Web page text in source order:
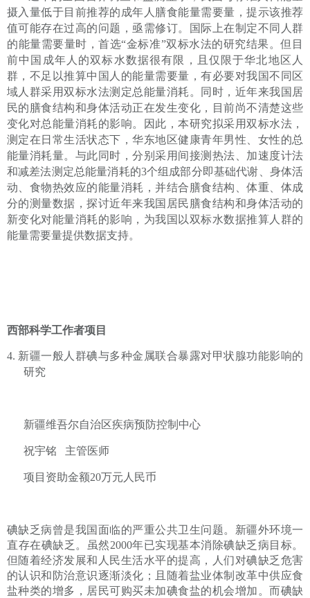
摄入 量低于目前推荐的 成年人膳食能量需要量 ，提示该推荐
值可能存在过高的问题，亟需修订。
国际上在制定不同人群
的能量需要量时，首选“金标准”双标水法的研究结果。但目
前中国成年人的双标水数据很有限，且仅限于华北地区人
群，不足以推算中国人的能量需要量，有必要对我国不同区
域人群采用双标水法测定总能量消耗。同时，近年来我国居
民的膳食结构和身体活动正在发生变化，目前尚不清楚这些
变化对总能量消耗的影响。因此，本研究拟采用双标水法，
测定在日常生活状态下，华东地区健康青年男性、女性的总
能量消耗量。与此同时，分别采用间接测热法、加速度计法
和减差法测定总能量消耗的3个组成部分即基础代谢、身体活
动、食物热效应的能量消耗，并结合膳食结构、体重、体成
分的测量数据，探讨近年来我国居民膳食结构和身体活动的
新变化对能量消耗的影响，为我国以双标水数据推算人群的
能量需要量提供数据支持。
西部科学工作者项目
4. 新疆一般人群碘与多种金属联合暴露对甲状腺功能影响的
研究
新疆维吾尔自治区疾病预防控制中心
祝宇铭 主管医师
项目资助金额20万元人民币
碘缺乏病曾是我国面临的严重公共卫生问题。新疆外环境一
直存在碘缺乏。虽然2000年已实现基本消除碘缺乏病目标。
但随着经济发展和人民生活水平的提高，
人们对碘缺乏危害
的认识和防治意识逐渐淡化；且随着盐业体制改革中供应食
盐种类的增多，居民可购买未加碘食盐的机会增加。而碘缺